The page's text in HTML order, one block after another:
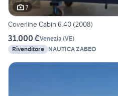
7
Coverline Cabin 6.40 (2008)
31.000 €Venezia (VE)
Rivenditore NAUTICA ZABEO